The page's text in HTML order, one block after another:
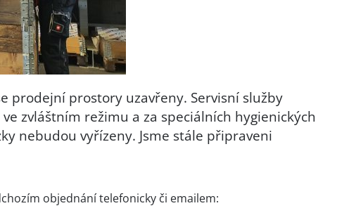
prodejní prostory uzavřeny. Servisní služby
zvláštním režimu a za speciálních hygienických
nebudou vyřízeny. Jsme stále připraveni
objednání telefonicky či emailem: